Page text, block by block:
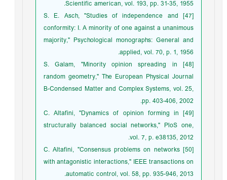
Scientific american, vol. 193, pp. 31-35, 1955.
[47] S. E. Asch, "Studies of independence and
conformity: I. A minority of one against a unanimous
majority," Psychological monographs: General and
applied, vol. 70, p. 1, 1956.
[48] S. Galam, "Minority opinion spreading in
random geometry," The European Physical Journal
B-Condensed Matter and Complex Systems, vol. 25,
pp. 403-406, 2002.
[49] C. Altafini, "Dynamics of opinion forming in
structurally balanced social networks," PloS one,
vol. 7, p. e38135, 2012.
[50] C. Altafini, "Consensus problems on networks
with antagonistic interactions," IEEE transactions on
automatic control, vol. 58, pp. 935-946, 2013.